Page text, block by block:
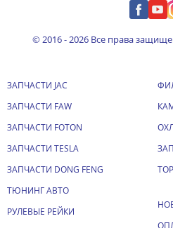
© 2016 - 2026 Все права
ЗАПЧАСТИ JAC
ЗАПЧАСТИ FAW
ЗАПЧАСТИ FOTON
ЗАПЧАСТИ TESLA
ЗАПЧАСТИ DONG FENG
ТЮНИНГ АВТО
РУЛЕВЫЕ РЕЙКИ